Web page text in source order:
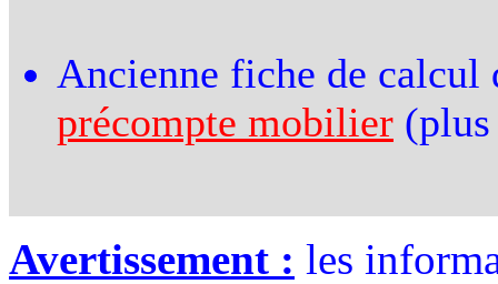
Ancienne fiche de
précompte mobilier
Avertissement : les